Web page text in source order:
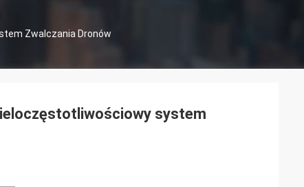
Zwalczania Dronów
system